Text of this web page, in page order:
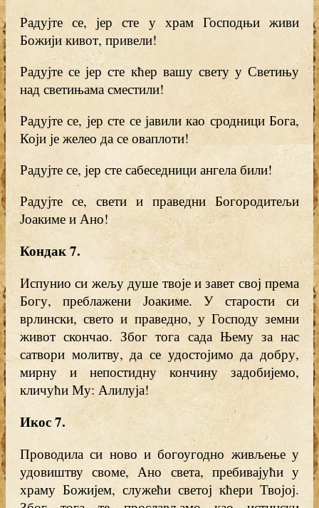
Радујте се, јер сте у храм Господњи живи
Божији кивот, привели!
Радујте се јер сте кћер вашу свету у Светињу
над светињама сместили!
Радујте се, јер сте се јавили као сродници Бога,
Који је желео да се оваплоти!
Радујте се, јер сте сабеседници ангела били!
Радујте се, свети и праведни Богородитељи
Јоакиме и Ано!
Кондак 7.
Испунио си жељу душе твоје и завет свој према
Богу, преблажени Јоакиме. У старости си
врлински, свето и праведно, у Господу земни
живот скончао. Због тога сада Њему за нас
сатвори молитву, да се удостојимо да добру,
мирну и непостидну кончину задобијемо,
кличући Му: Алилуја!
Икос 7.
Проводила си ново и богоугодно живљење у
удовиштву своме, Ано света, пребивајући у
храму Божијем, служећи светој кћери Твојој.